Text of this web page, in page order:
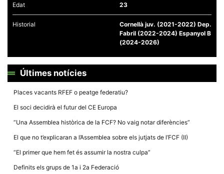
Edat 23
Historial
Cornellà juv. (2021-2022) Dep.
Fabril (2022-2024) Espanyol B
(2024-2026)
Últimes notícies
Places vacants RFEF o peatge federatiu?
El soci decidirà el futur del CE Europa
“Una Assemblea històrica de la FCF? No vaig notar diferències”
El que no t’explicaran a l’Assemblea sobre els jutjats de l’FCF (II)
“El primer que hem fet és assumir la nostra culpa”
Definits els grups de 1a i 2a Federació
opcionals,
necessàries
funcionament